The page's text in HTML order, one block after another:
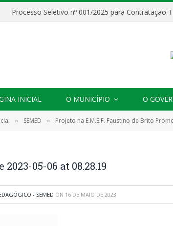
INICIAL O MUNICÍPIO O
» SEMED » Projeto na E.M.E.F. Faustino de Brito
05-06 at 08.28.19
- SEMED ON 16 DE MAIO DE 2023